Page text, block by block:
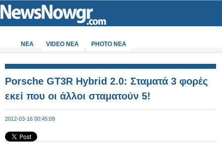
ΝΕΑ VIDEO NEA PHOTO NEA
Porsche GT3R Hybrid 2.0: Σταματά 3 φορές
εκεί που οι άλλοι σταματούν 5!
2012-03-16 00:45:09